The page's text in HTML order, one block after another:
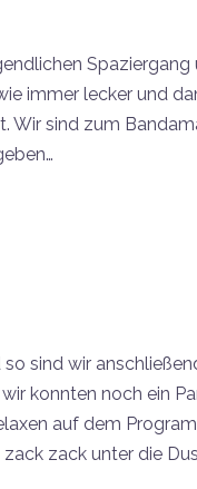
immer lecker und
Wir sind zum
sind wir
konnten noch ein
auf dem
zack unter die